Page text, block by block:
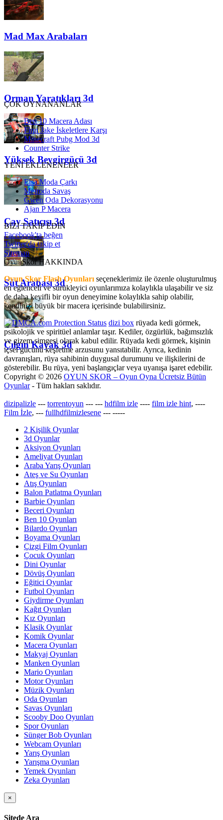
Mad Max Arabaları
Orman Yaratıkları 3d
Yüksek Beygirgücü 3d
Çay Satıcısı 3d
Süt Arabası 3d
Çılgın Kayak 3d
ÇOK OYNANANLAR
Ben 10 Macera Adası
Finn Jake İskeletlere Karşı
Minecraft Pubg Mod 3d
Counter Strike
YENİ EKLENENLER
Elsa Moda Çarkı
Metroda Savaş
Gwen Oda Dekorasyonu
Ajan P Macera
BİZİ TAKİP EDİN
Facebook'ta beğen
Twitter'da takip et
Sitemap
OyunSkor HAKKINDA
Oyun Skor Flash Oyunları seçeneklerimiz ile özenle oluşturulmuş
en eğlenceli ve sürükleyici oyunlarımıza kolaylıkla ulaşabilir ve siz
de daha keyifli bir oyun deneyimine kolaylıkla sahip olabilir,
kendinizi büyük bir macera içerisinde bulabilirsiniz.
dizi box rüyada kedi görmek​,
psikolojik ve spiritüel anlamlar taşır. Kediler, özgürlük, bağımsızlık
ve gizem simgesi olarak kabul edilir. Rüyada kedi görmek, kişinin
içsel gücünü keşfetme arzusunu yansıtabilir. Ayrıca, kedinin
davranışları, rüya sahibinin duygusal durumunu ve ilişkilerini de
gösterebilir. Bu rüya, yeni başlangıçlar veya uyanışa işaret edebilir.
Copyright © 2026 OYUN SKOR – Oyun Oyna Ücretsiz Bütün
Oyunlar- Tüm hakları saklıdır.
dizipalizle --- torrentoyun --- --- hdfilm izle ---- film izle hint, ----
Film İzle, --- fullhdfilmizlesene --- -----
2 Kişilik Oyunlar
3d Oyunlar
Aksiyon Oyunları
Ameliyat Oyunları
Araba Yarış Oyunları
Ateş ve Su Oyunları
Atış Oyunları
Balon Patlatma Oyunları
Barbie Oyunları
Beceri Oyunları
Ben 10 Oyunları
Bilardo Oyunları
Boyama Oyunları
Çizgi Film Oyunları
Çocuk Oyunları
Dini Oyunlar
Dövüş Oyunları
Eğitici Oyunlar
Futbol Oyunları
Giydirme Oyunları
Kağıt Oyunları
Kız Oyunları
Klasik Oyunlar
Komik Oyunlar
Macera Oyunları
Makyaj Oyunları
Manken Oyunları
Mario Oyunları
Motor Oyunları
Müzik Oyunları
Oda Oyunları
Savas Oyunları
Scooby Doo Oyunları
Spor Oyunları
Sünger Bob Oyunları
Webcam Oyunları
Yarış Oyunları
Yarışma Oyunları
Yemek Oyunları
Zeka Oyunları
×
Sitede Ara